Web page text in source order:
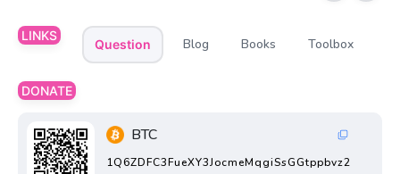
LINKS
Question Blog Books Toolbox
DONATE
BTC
1Q6ZDFC3FueXY3JocmeMqgiSsGGtppbvz2